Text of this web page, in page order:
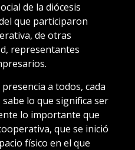
de la diócesis
que participaron
de otras
representantes
a todos, cada
lo que significa ser
lo importante que
que se inició
físico en el que